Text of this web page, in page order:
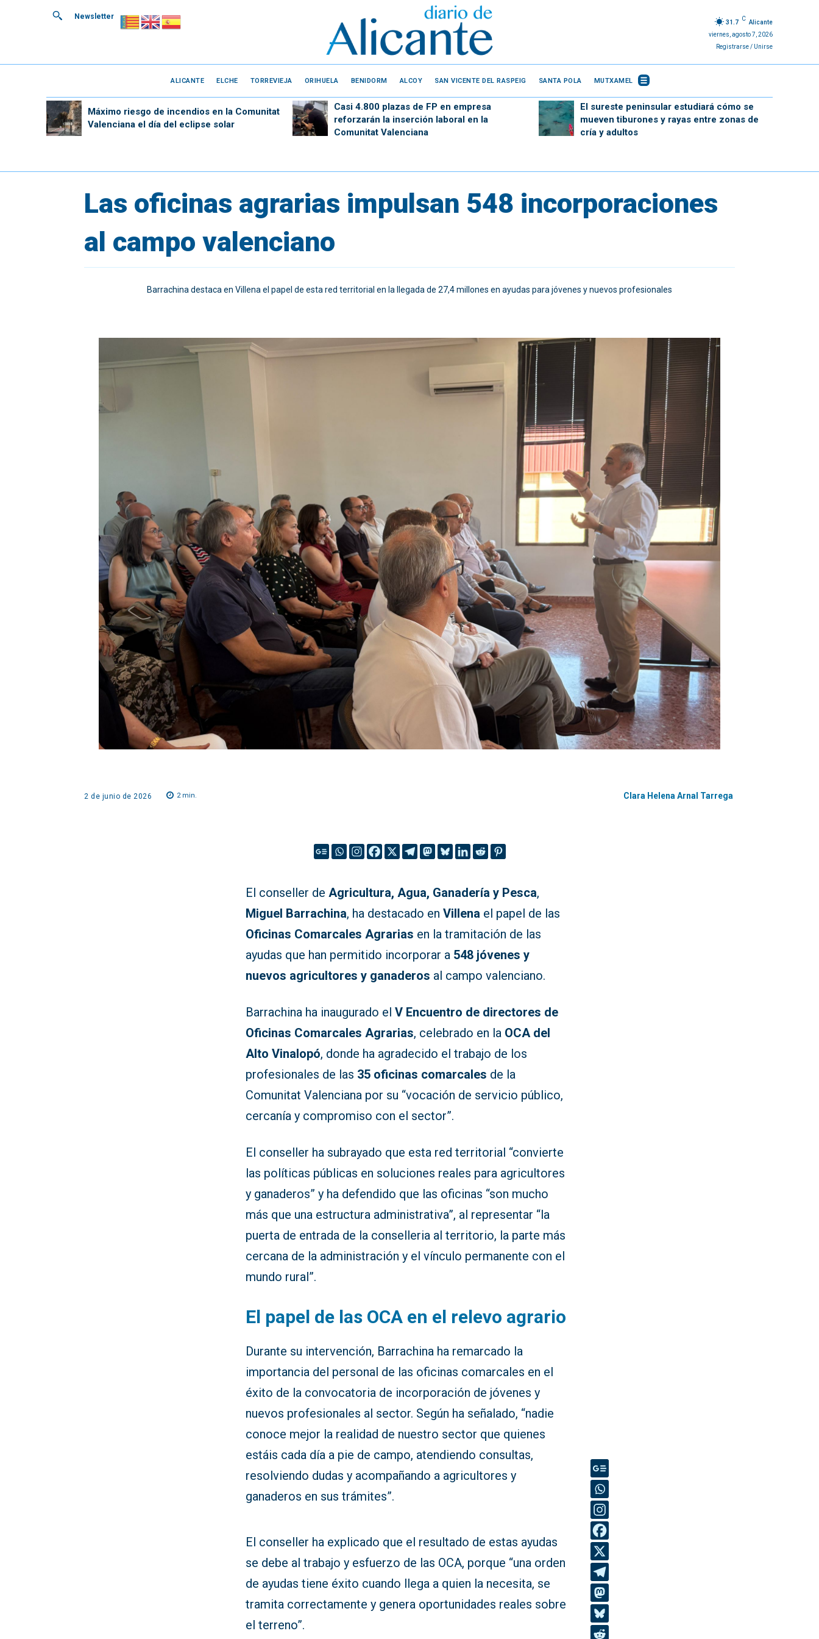
Newsletter
31.7
C
Alicante
viernes, agosto 7, 2026
Registrarse / Unirse
ALICANTE ELCHE TORREVIEJA ORIHUELA BENIDORM ALCOY SAN VICENTE DEL RASPEIG SANTA POLA MUTXAMEL
Máximo riesgo de incendios en la Comunitat
Valenciana el día del eclipse solar
Casi 4.800 plazas de FP en empresa
reforzarán la inserción laboral en la
Comunitat Valenciana
El sureste peninsular estudiará cómo se
mueven tiburones y rayas entre zonas de
cría y adultos
Las oficinas agrarias impulsan 548 incorporaciones
al campo valenciano
Barrachina destaca en Villena el papel de esta red territorial en la llegada de 27,4 millones en ayudas para jóvenes y nuevos profesionales
2 de junio de 2026 2min. Clara Helena Arnal Tarrega
El conseller deAgricultura, Agua, Ganadería y Pesca,
Miguel Barrachina, ha destacado enVillena el papel de las
Oficinas Comarcales Agrarias en la tramitación de las
ayudas que han permitido incorporar a 548 jóvenes y
nuevos agricultores y ganaderos al campo valenciano.
Barrachina ha inaugurado elV Encuentro de directores de
Oficinas Comarcales Agrarias, celebrado en la OCA del
Alto Vinalopó, donde ha agradecido el trabajo de los
profesionales de las 35 oficinas comarcales de la
Comunitat Valenciana por su “vocación de servicio público,
cercanía y compromiso con el sector”.
El conseller ha subrayado que esta red territorial “convierte
las políticas públicas en soluciones reales para agricultores
y ganaderos” y ha defendido que las oficinas “son mucho
más que una estructura administrativa”, al representar “la
puerta de entrada de la conselleria al territorio, la parte más
cercana de la administración y el vínculo permanente con el
mundo rural”.
El papel de las OCA en el relevo agrario
Durante su intervención, Barrachina ha remarcado la
importancia del personal de las oficinas comarcales en el
éxito de la convocatoria de incorporación de jóvenes y
nuevos profesionales al sector. Según ha señalado, “nadie
conoce mejor la realidad de nuestro sector que quienes
estáis cada día a pie de campo, atendiendo consultas,
resolviendo dudas y acompañando a agricultores y
ganaderos en sus trámites”.
El conseller ha explicado que el resultado de estas ayudas
se debe al trabajo y esfuerzo de las OCA, porque “una orden
de ayudas tiene éxito cuando llega a quien la necesita, se
tramita correctamente y genera oportunidades reales sobre
el terreno”.